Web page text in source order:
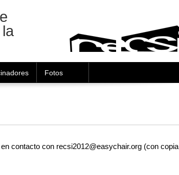
Fotos
contacto con recsi2012@easychair.org (con copia